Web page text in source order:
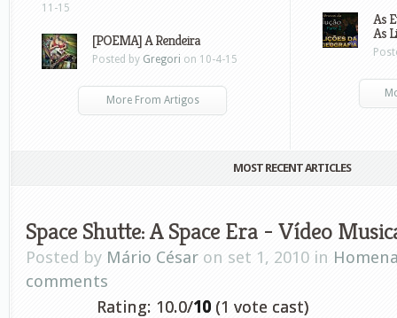
11-15
[POEMA] A Rendeira
Posted by Gregori on 10-4-15
More From Artigos
As
As
MOST RECENT ARTICLES
Space Shutte: A Space Era - Vídeo
Posted by Mário César on set 1, 2010 in
comments
Rating: 10.0/10 (1 vote cast)